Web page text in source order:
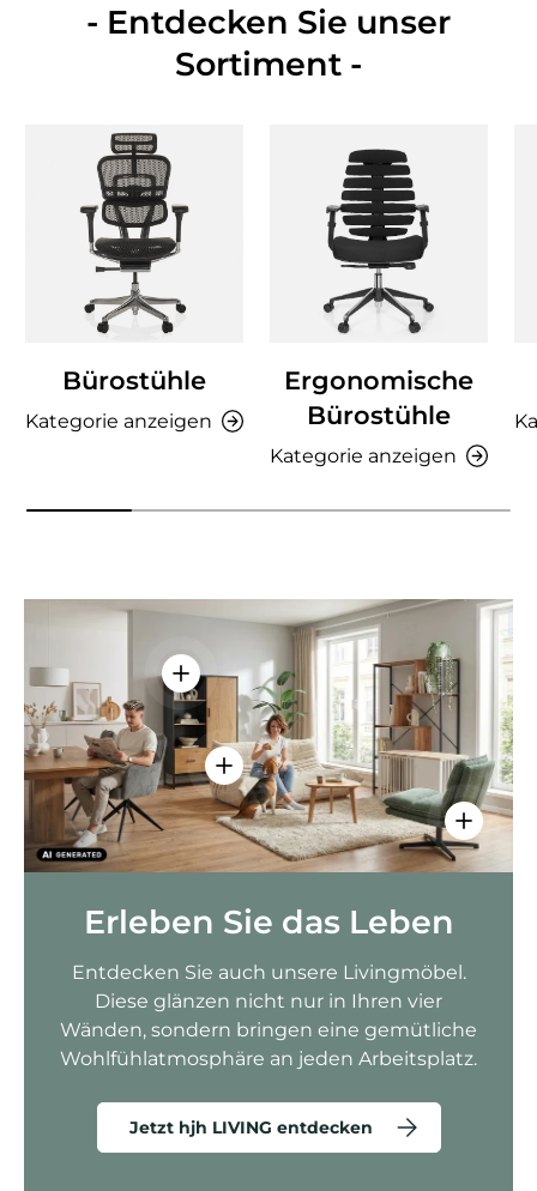
- Entdecken Sie unser
Sortiment -
Bürostühle
Kategorie anzeigen
Ergonomische
Bürostühle
Kategorie anzeigen
Einzelheiten anzeigen - AMIO H -
Einzelheiten anzeigen - Sitzolo 2
Erleben Sie das Leben
Entdecken Sie auch unsere Livingmöbel.
Diese glänzen nicht nur in Ihren vier
Wänden, sondern bringen eine gemütliche
Wohlfühlatmosphäre an jeden Arbeitsplatz.
Jetzt hjh LIVING entdecken